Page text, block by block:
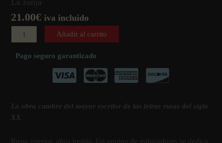
21.00€ iva incluido
zanja
cantidad
Añadir al carrito
Pago seguro garantizado
La obra cumbre del mayor escritor de las letras rusas del siglo
XX
Rusia interior, años treinta. Un equipo de trabajadores se dedica